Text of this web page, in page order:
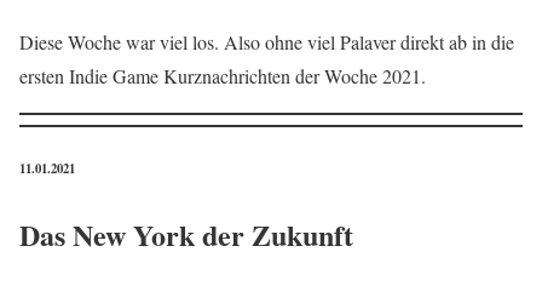
Diese Woche war viel los. Also ohne viel Palaver direkt ab in die
ersten Indie Game Kurznachrichten der Woche 2021.
11.01.2021
Das New York der Zukunft